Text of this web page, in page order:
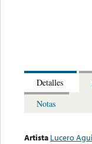
Detalles
Notas
Artista Lucero